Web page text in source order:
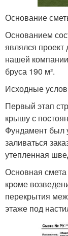
Основание
Основанием
являлся
нашей
бруса 190 м².
Исходные
Первый этап
крышу с
Фундамент был
заливаться
утепленная
Основная
кроме
перекрытия
этаже под